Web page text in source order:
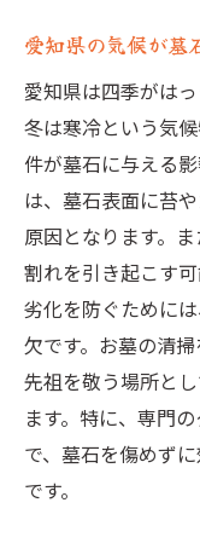
愛知県の
クリーニ
墓石に込
お墓クリ
愛知県の
苔や汚れを一
ーニング術
苔除去
愛知県で
プロが教
頑固な汚
愛知県の気候が墓
愛知県は四季がは
冬は寒冷という気
件が墓石に与える
は、墓石表面に苔
原因となります。
割れを引き起こす
劣化を防ぐために
欠です。お墓の清
先祖を敬う場所と
ます。特に、専門
で、墓石を傷めず
です。